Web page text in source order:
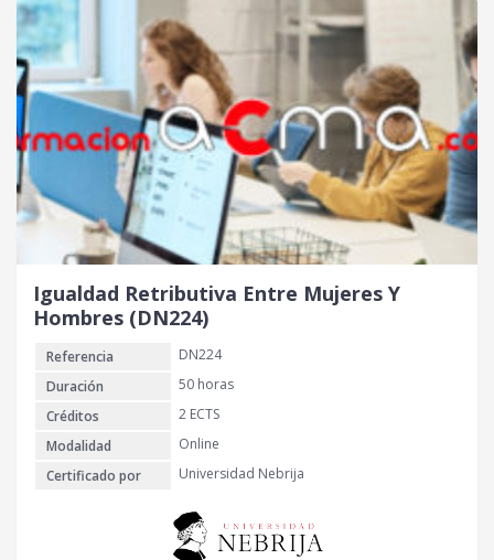
Igualdad Retributiva Entre Mujeres Y
Hombres (DN224)
Referencia
DN224
Duración
50 horas
Créditos
2 ECTS
Modalidad
Online
Certificado por
Universidad Nebrija